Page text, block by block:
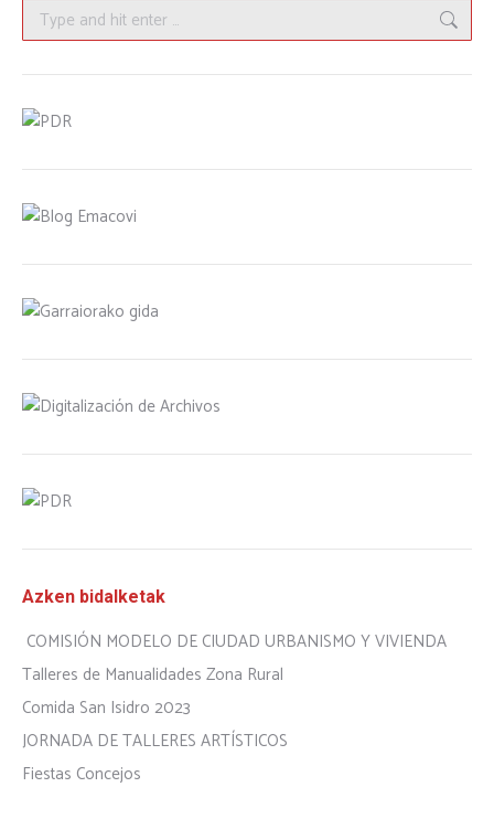
Search:
Azken bidalketak
COMISIÓN MODELO DE CIUDAD URBANISMO Y VIVIENDA
Talleres de Manualidades Zona Rural
Comida San Isidro 2023
JORNADA DE TALLERES ARTÍSTICOS
Fiestas Concejos